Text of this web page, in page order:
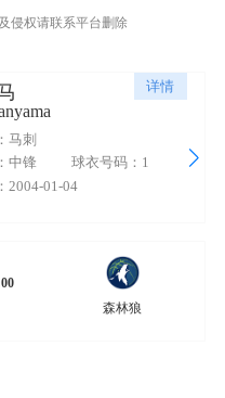
侵权请联系平台删除
详情
马刺
中锋
球衣号码：1
2004-01-04
森林狼